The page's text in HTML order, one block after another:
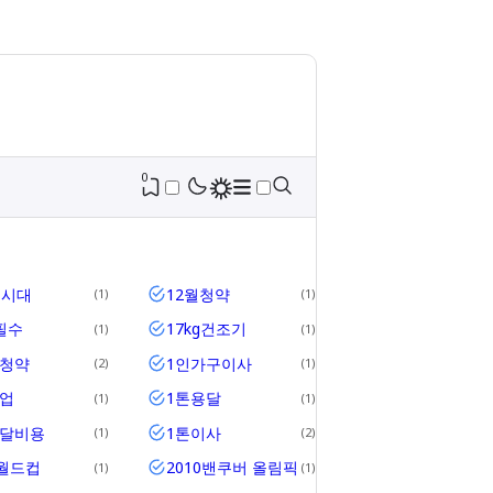
0
대 1 12월청약 1
수 1 17kg건조기 1
약 2 1인가구이사 1
1 1톤용달 1
비용 1 1톤이사 2
드컵 1 2010밴쿠버 올림픽 1